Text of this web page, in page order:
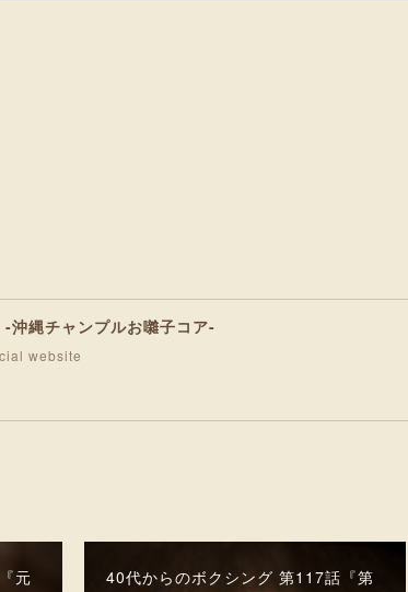
縄チャンプルお囃子コア-
website
元
40代からのボクシング 第117話『第